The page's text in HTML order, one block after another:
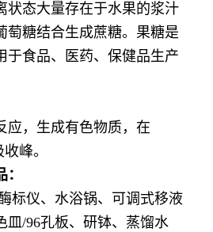
状态大量存在于水果的浆汁
萄糖结合生成蔗糖。果糖是
于食品、医药、保健品生产
应，生成有色物质，在
峰。
标仪、水浴锅、可调式移液
皿/96孔板、 研钵、 蒸馏水